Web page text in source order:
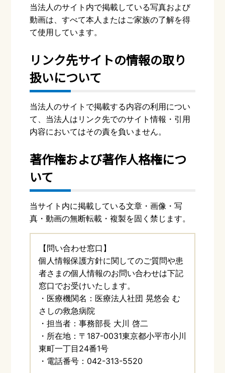
当法⼈のサイト内で掲載している写真および
動画は、すべて本⼈またはご家族の了解を得
て使⽤しています。
リンク先サイトの情報の取り
扱いについて
当法⼈のサイトで掲載する内容の利⽤につい
て、当法⼈はリンク先でのサイト情報・引⽤
内容においてはその責を負いません。
著作権および著作⼈格権につ
いて
当サイト内に掲載している⽂章・画像・写
真・動画の無断転載・複製を固く禁じます。
【問い合わせ窓⼝】
個⼈情報保護⽅針に関してのご質問や患
者さまの個⼈情報のお問い合わせは下記
窓⼝でお受けいたします。
・医療機関名：医療法⼈社団 晃悠会 む
さしの救急病院
・担当者：事務部長 大川 啓二
・所在地：〒187-0031東京都⼩平市⼩川
東町⼀丁⽬24番1号
・電話番号：042-313-5520